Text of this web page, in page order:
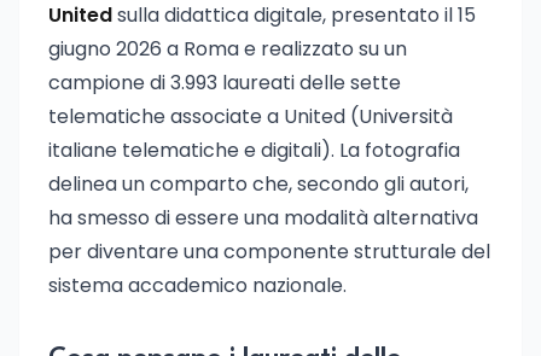
Unitedsulla didattica digitale, presentato il 15
giugno 2026 a Roma e realizzato su un
campione di 3.993 laureati delle sette
telematiche associate a United (Università
italiane telematiche e digitali). La fotografia
delinea un comparto che, secondo gli autori,
ha smesso di essere una modalità alternativa
per diventare una componente strutturale del
sistema accademico nazionale.